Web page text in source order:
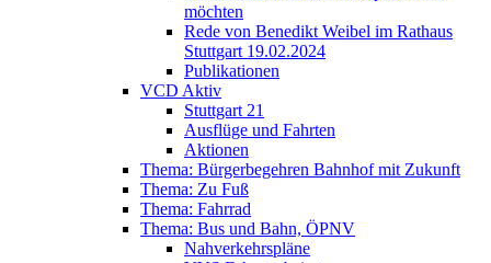
möchten
Rede von Benedikt Weibel im Rathaus
Stuttgart 19.02.2024
Publikationen
VCD Aktiv
Stuttgart 21
Ausflüge und Fahrten
Aktionen
Thema: Bürgerbegehren Bahnhof mit Zukunft
Thema: Zu Fuß
Thema: Fahrrad
Thema: Bus und Bahn, ÖPNV
Nahverkehrspläne